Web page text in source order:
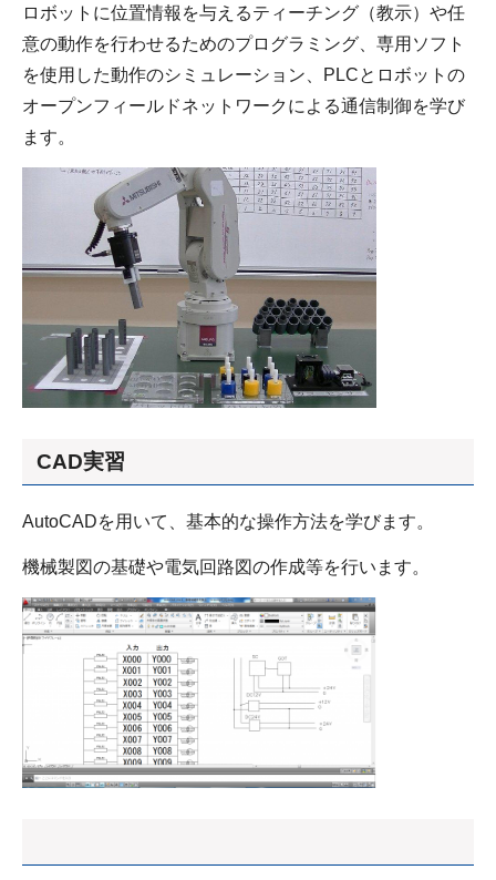
ロボットに位置情報を与えるティーチング（教示）や任
意の動作を行わせるためのプログラミング、専用ソフト
を使用した動作のシミュレーション、PLCとロボットの
オープンフィールドネットワークによる通信制御を学び
ます。
CAD実習
AutoCADを用いて、基本的な操作方法を学びます。
機械製図の基礎や電気回路図の作成等を行います。